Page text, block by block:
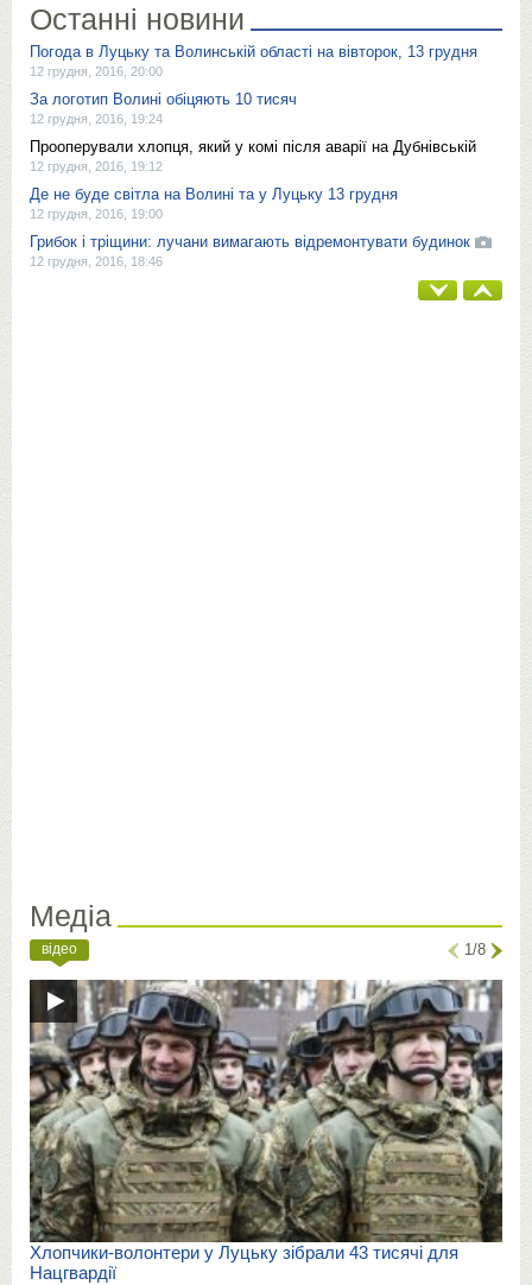
Останні новини
Погода в Луцьку та Волинській області на вівторок, 13 грудня
12 грудня, 2016, 20:00
За логотип Волині обіцяють 10 тисяч
12 грудня, 2016, 19:24
Прооперували хлопця, який у комі після аварії на Дубнівській
12 грудня, 2016, 19:12
Де не буде світла на Волині та у Луцьку 13 грудня
12 грудня, 2016, 19:00
Грибок і тріщини: лучани вимагають відремонтувати будинок
12 грудня, 2016, 18:46
Медіа
відео 1/8
Хлопчики-волонтери у Луцьку зібрали 43 тисячі для
Нацгвардії